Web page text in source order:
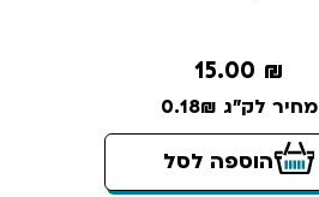
15.00 ₪
מחיר לק"ג 0.18₪
הוספה לסל